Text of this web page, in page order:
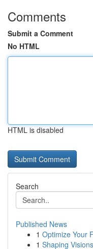
Comments
Submit a Comment
No HTML
HTML is disabled
Search
Published News
1 Optimize Your
1 Shaping